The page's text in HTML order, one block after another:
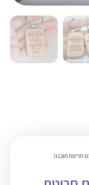
חריטת תובנה